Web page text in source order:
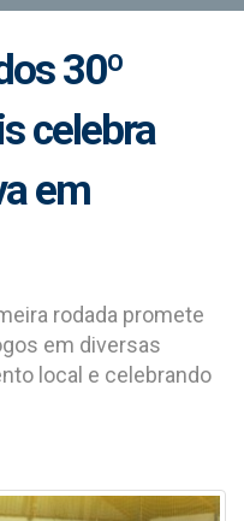
30º
celebra
em
rodada promete
em diversas
local e celebrando